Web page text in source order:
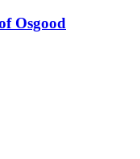
Osgood